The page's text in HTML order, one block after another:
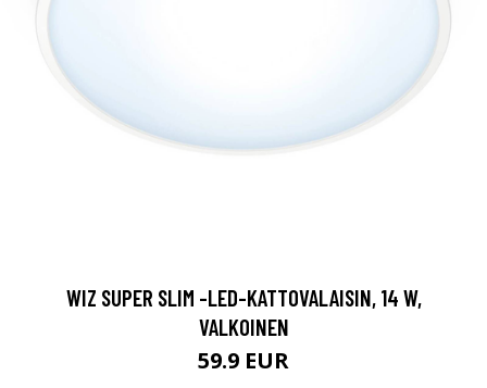
WIZ SUPER SLIM -LED-KATTOVALAISIN, 14 W,
VALKOINEN
59.9 EUR